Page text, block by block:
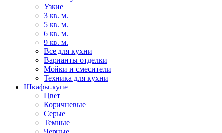
Узкие
3 кв. м.
5 кв. м.
6 кв. м.
9 кв. м.
Все для кухни
Варианты отделки
Мойки и смесители
Техника для кухни
Шкафы-купе
Цвет
Коричневые
Серые
Темные
Черные